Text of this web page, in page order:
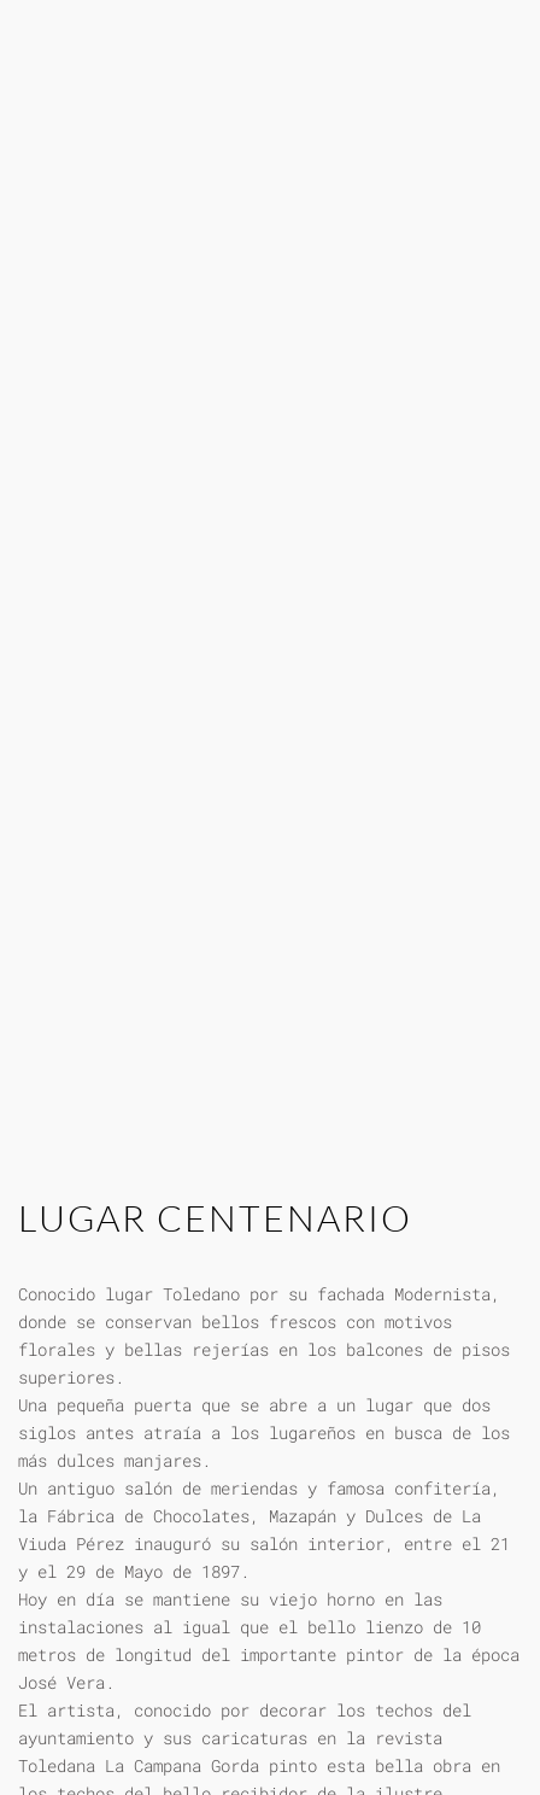
LUGAR CENTENARIO
Conocido lugar Toledano por su fachada Modernista,
donde se conservan bellos frescos con motivos
florales y bellas rejerías en los balcones de pisos
superiores.
Una pequeña puerta que se abre a un lugar que dos
siglos antes atraía a los lugareños en busca de los
más dulces manjares.
Un antiguo salón de meriendas y famosa confitería,
la Fábrica de Chocolates, Mazapán y Dulces de La
Viuda Pérez inauguró su salón interior, entre el 21
y el 29 de Mayo de 1897.
Hoy en día se mantiene su viejo horno en las
instalaciones al igual que el bello lienzo de 10
metros de longitud del importante pintor de la época
José Vera.
El artista, conocido por decorar los techos del
ayuntamiento y sus caricaturas en la revista
Toledana La Campana Gorda pinto esta bella obra en